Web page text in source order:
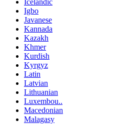
Icelandic
Igbo
Javanese
Kannada
Kazakh
Khmer
Kurdish
Kyrgyz
Latin
Latvian
Lithuanian
Luxembou..
Macedonian
Malagasy